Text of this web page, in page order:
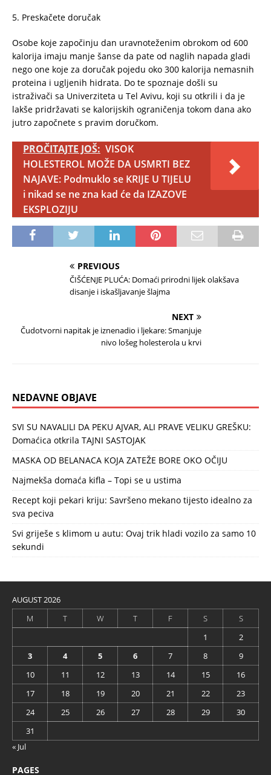
5. Preskačete doručak
Osobe koje započinju dan uravnoteženim obrokom od 600
kalorija imaju manje šanse da pate od naglih napada gladi
nego one koje za doručak pojedu oko 300 kalorija nemasnih
proteina i ugljenih hidrata. Do te spoznaje došli su
istraživači sa Univerziteta u Tel Avivu, koji su otkrili i da je
lakše pridržavati se kalorijskih ograničenja tokom dana ako
jutro započnete s pravim doručkom.
PROČITAJTE JOŠ: VISOK
HOLESTEROL MOŽE DA USMRTI BEZ
NAJAVE: Podmuklo se KRIJE U TIJELU
i nikad se ne zna kad će da IZAZOVE
EKSPLOZIJU
PREVIOUS
ČIŠĆENJE PLUĆA: Domaći prirodni lijek olakšava
disanje i iskašljavanje šlajma
NEXT
Čudotvorni napitak je iznenadio i ljekare: Smanjuje
nivo lošeg holesterola u krvi
NEDAVNE OBJAVE
SVI SU NAVALILI DA PEKU AJVAR, ALI PRAVE VELIKU GREŠKU:
Domaćica otkrila TAJNI SASTOJAK
MASKA OD BELANACA KOJA ZATEŽE BORE OKO OČIJU
Najmekša domaća kifla – Topi se u ustima
Recept koji pekari kriju: Savršeno mekano tijesto idealno za
sva peciva
Svi griješe s klimom u autu: Ovaj trik hladi vozilo za samo 10
sekundi
AUGUST 2026
M
T W T F S
S
1
2
3
4 5 6 7 8
9
10
11 12 13 14 15
16
17
18 19 20 21 22
23
24
25 26 27 28 29
30
31
« Jul
PAGES